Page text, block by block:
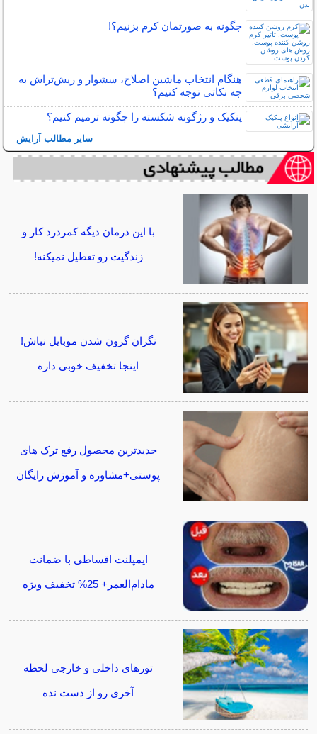
چگونه به صورتمان کرم بزنیم؟!
هنگام انتخاب ماشین اصلاح، سشوار و ریش‌تراش به
چه نکاتی توجه کنیم؟
پنکیک و رژگونه شکسته را چگونه ترمیم کنیم؟
سایر مطالب آرایش
با این درمان دیگه کمردرد کار و
زندگیت رو تعطیل نمیکنه!
نگران گرون شدن موبایل نباش!
اینجا تخفیف خوبی داره
جدیدترین محصول رفع ترک های
پوستی+مشاوره و آموزش رایگان
ایمپلنت اقساطی با ضمانت
مادام‌العمر+ 25% تخفیف ویژه
تورهای داخلی و خارجی لحظه
آخری رو از دست نده